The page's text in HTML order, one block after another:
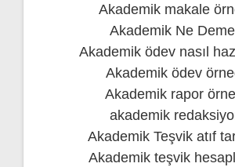
Akademik makale
Akademik Ne
Akademik ödev nasıl
Akademik ödev
Akademik rapor
akademik
Akademik Teşvik atıf
Akademik teşvik